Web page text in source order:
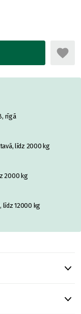
rīgā
līdz 2000 kg
2000 kg
līdz 12000 kg